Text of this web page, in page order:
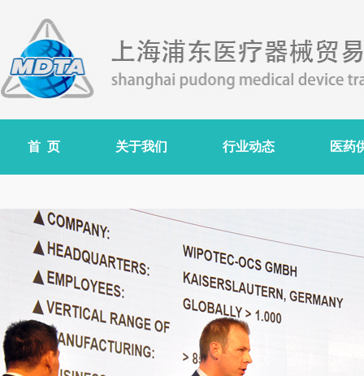
首 页 关于我们 行业动态 医药